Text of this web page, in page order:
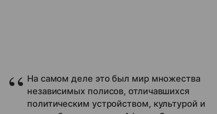
На самом деле это был мир множества
независимых полисов, отличавшихся
политическим устройством, культурой и